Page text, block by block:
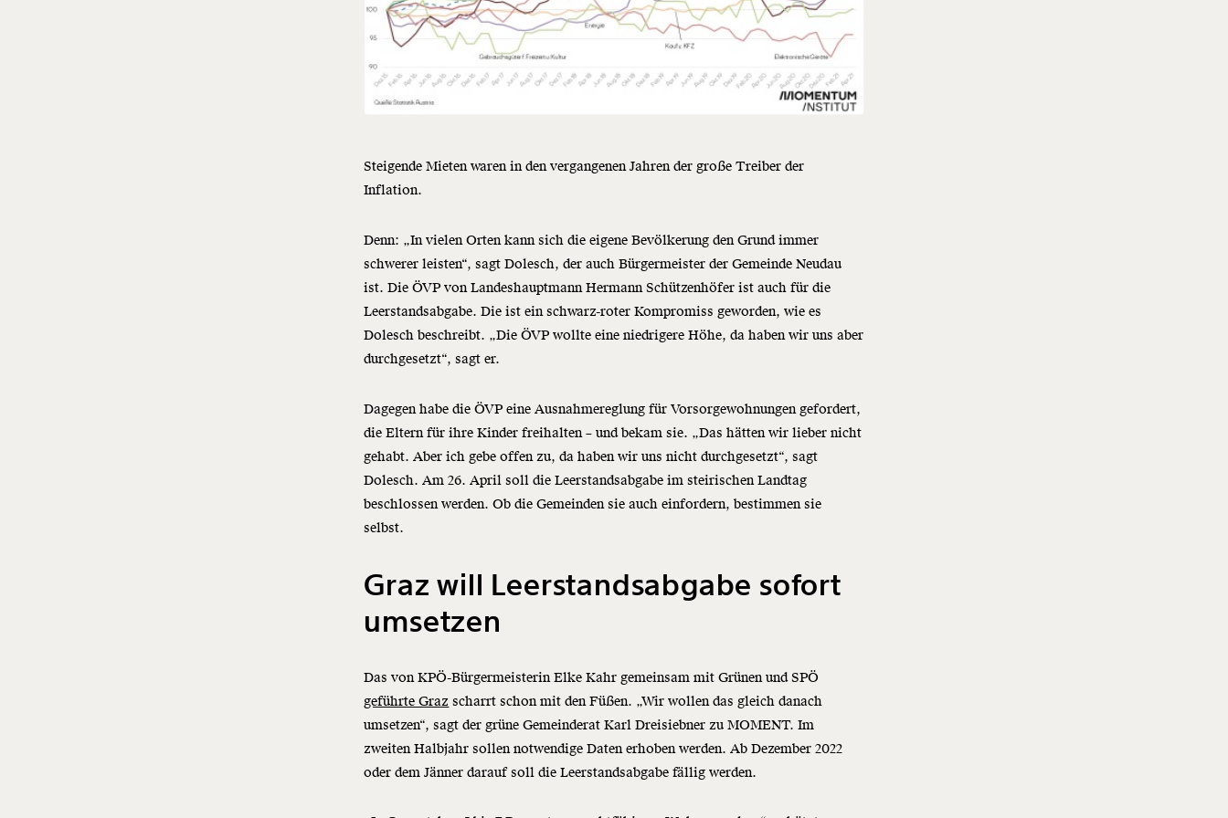
Steigende Mieten waren in den vergangenen Jahren der große Treiber der
Inflation.
Denn: „In vielen Orten kann sich die eigene Bevölkerung den Grund immer
schwerer leisten“, sagt Dolesch, der auch Bürgermeister der Gemeinde Neudau
ist. Die ÖVP von Landeshauptmann Hermann Schützenhöfer ist auch für die
Leerstandsabgabe. Die ist ein schwarz-roter Kompromiss geworden, wie es
Dolesch beschreibt. „Die ÖVP wollte eine niedrigere Höhe, da haben wir uns aber
durchgesetzt“, sagt er.
Dagegen habe die ÖVP eine Ausnahmereglung für Vorsorgewohnungen gefordert,
die Eltern für ihre Kinder freihalten – und bekam sie. „Das hätten wir lieber nicht
gehabt. Aber ich gebe offen zu, da haben wir uns nicht durchgesetzt“, sagt
Dolesch. Am 26. April soll die Leerstandsabgabe im steirischen Landtag
beschlossen werden. Ob die Gemeinden sie auch einfordern, bestimmen sie
selbst.
Graz will Leerstandsabgabe sofort
umsetzen
Das von KPÖ-Bürgermeisterin Elke Kahr gemeinsam mit Grünen und SPÖ
geführte Graz scharrt schon mit den Füßen. „Wir wollen das gleich danach
umsetzen“, sagt der grüne Gemeinderat Karl Dreisiebner zu MOMENT. Im
zweiten Halbjahr sollen notwendige Daten erhoben werden. Ab Dezember 2022
oder dem Jänner darauf soll die Leerstandsabgabe fällig werden.